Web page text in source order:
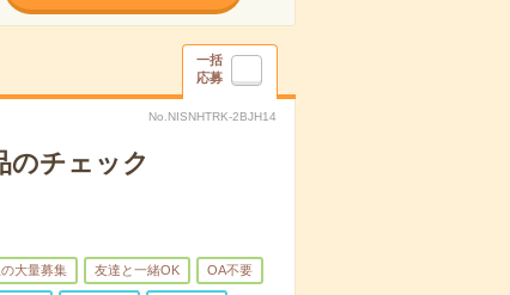
一括
応募
No.NISNHTRK-2BJH14
のチェック
大量募集 友達と一緒OK OA不要